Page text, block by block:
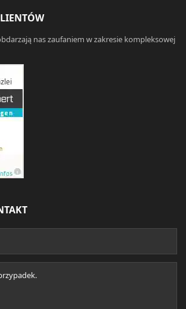
nas zaufaniem w zakresie kompleksowej